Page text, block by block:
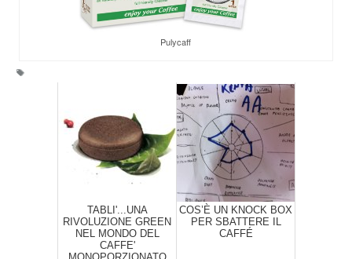
Pulycaff
TABLI'...UNA
RIVOLUZIONE GREEN
NEL MONDO DEL
CAFFE'
COS’È UN KNOCK BOX
PER SBATTERE IL
CAFFÉ